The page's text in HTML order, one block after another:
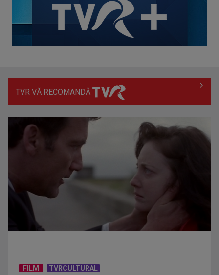
aniversat la TVR ...
în România”, un ...
TVR VĂ RECOMANDĂ
FILM TVRCULTURAL